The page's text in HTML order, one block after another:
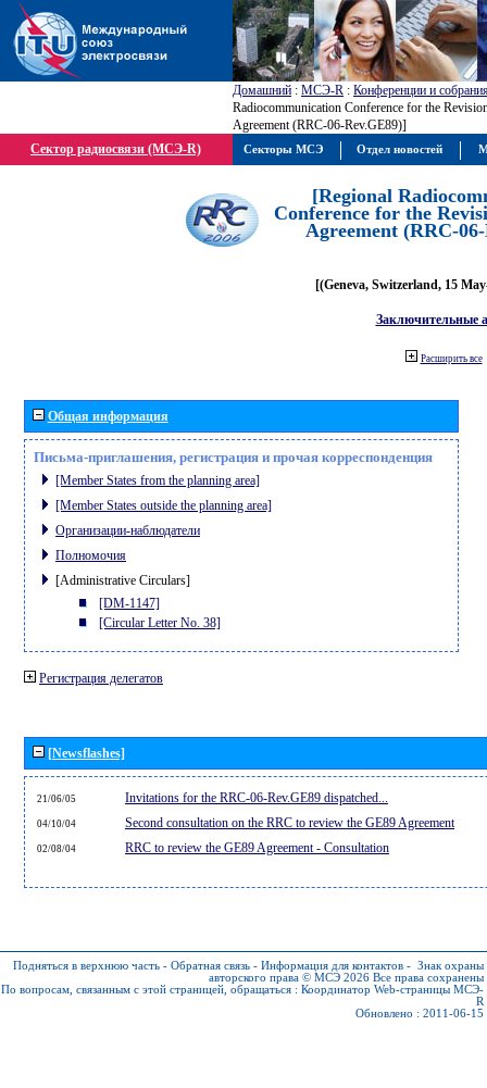
Домашний : МСЭ-R : Конференции и
Radiocommunication Conference for the
Agreement (RRC-06-Rev.GE89)]
Сектор радиосвязи (МСЭ-R)
[Regional
Conference for the
Agreement (RRC-
[(Geneva, Switzerland, 15
Заключительные
Расширить все
Общая информация
Письма-приглашения, регистрация и прочая корреспонденция
[Member States from the planning area]
[Member States outside the planning area]
Организации-наблюдатели
Полномочия
[Administrative Circulars]
[DM-1147]
[Circular Letter No. 38]
Регистрация делегатов
[Newsflashes]
21/06/05 Invitations for the RRC-06-Rev.GE89 dispatched...
04/10/04 Second consultation on the RRC to review the GE89 Agreement
02/08/04 RRC to review the GE89 Agreement - Consultation
Подняться в верхнюю часть - Обратная связь - Информация для контактов - Знак охраны
авторского права © МСЭ 2026 Все права сохранены
По вопросам, связанным с этой страницей, обращаться : Координатор Web-страницы МСЭ-
R
Обновлено : 2011-06-15
Секторы МСЭ Отдел новостей